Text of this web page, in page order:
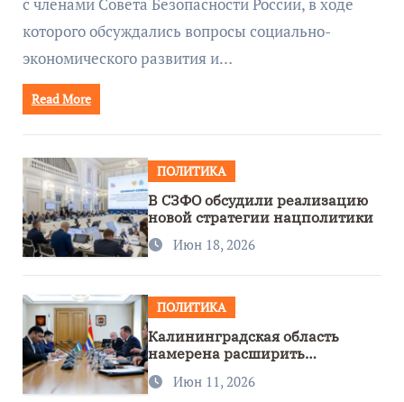
которого обсуждались вопросы социально-
экономического развития и…
Read More
ПОЛИТИКА
В СЗФО обсудили реализацию
новой стратегии нацполитики
Июн 18, 2026
ПОЛИТИКА
Калининградская область
намерена расширить
сотрудничество с Узбекистаном
Июн 11, 2026